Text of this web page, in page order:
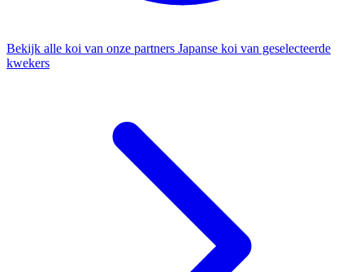
Bekijk alle koi van onze partners Japanse koi van geselecteerde
kwekers